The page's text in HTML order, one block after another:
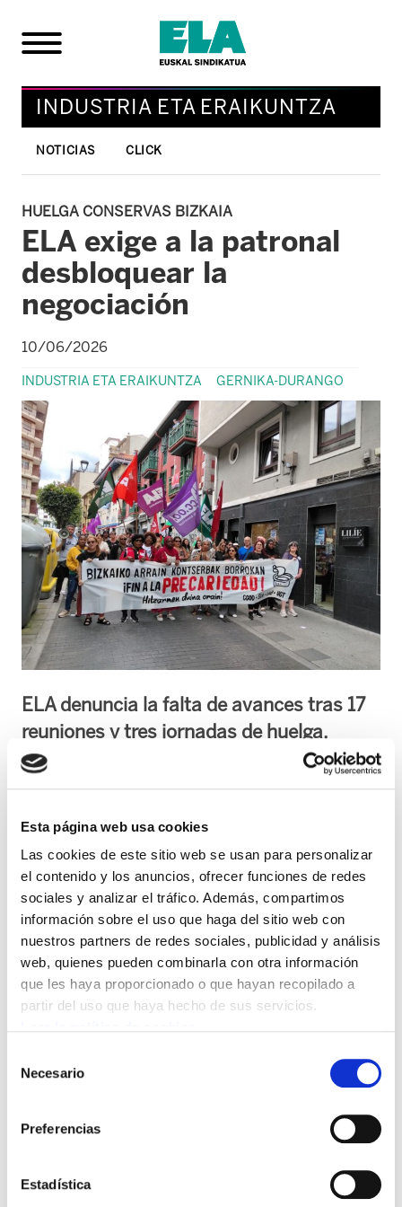
Esta página web usa cookies
Las cookies de este sitio web se usan para personalizar
el contenido y los anuncios, ofrecer funciones de redes
sociales y analizar el tráfico. Además, compartimos
información sobre el uso que haga del sitio web con
nuestros partners de redes sociales, publicidad y análisis
web, quienes pueden combinarla con otra información
que les haya proporcionado o que hayan recopilado a
partir del uso que haya hecho de sus servicios.
Necesario
Preferencias
Estadística
INDUSTRIA ETA ERAIKUNTZA
NOTICIAS CLICK
HUELGA CONSERVAS BIZKAIA
ELA exige a la patronal
desbloquear la
negociación
10/06/2026
INDUSTRIA ETA ERAIKUNTZA GERNIKA-DURANGO
ELA denuncia la falta de avances tras 17
reuniones y tres jornadas de huelga,
mientras el sector mantiene una fuerte
movilización por un convenio digno.
La tercera jornada de huelga en el sector de
Conservas de Bizkaia ha registrado un
seguimiento muy positivo, consolidando la
respuesta de las trabajadoras frente al bloqueo
en la negociación del convenio.
Durante la jornada de hoy, cientos de
trabajadoras se han manifestado en Ondarroa
negociadora. La movilización ha servido para
visibilizar el creciente malestar en el sector
intensificado con concentraciones y